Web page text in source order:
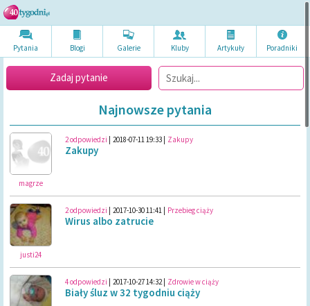
Pytania Blogi Galerie Kluby Artykuły Poradniki
Zadaj pytanie
Najnowsze pytania
magrze
2 odpowiedzi 2018-07-11 19:33 Zakupy
Zakupy
justi24
2 odpowiedzi 2017-10-30 11:41 Przebieg ciąży
Wirus albo zatrucie
4 odpowiedzi | 2017-10-27 14:32 | Zdrowie w ciąży
Biały śluz w 32 tygodniu ciąży